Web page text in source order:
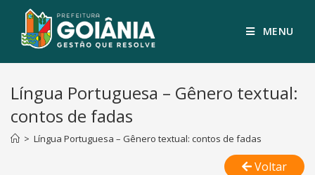
MENU
Língua Portuguesa – Gênero textual:
contos de fadas
> Língua Portuguesa – Gênero textual: contos de fadas
Voltar